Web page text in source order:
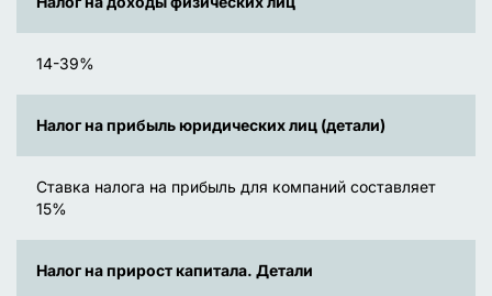
14-39%
Налог на прибыль юридических лиц (детали)
Ставка налога на прибыль для компаний составляет
15%
Налог на прирост капитала. Детали